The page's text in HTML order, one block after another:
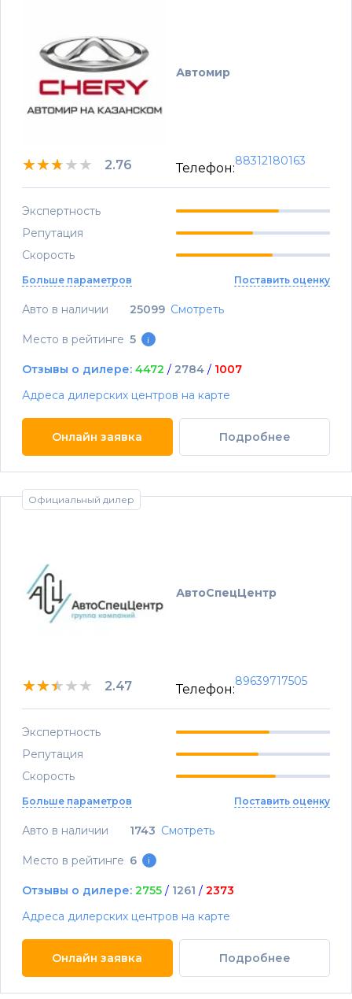
Автомир
★★★★★
★★★★★
★★★★★ 2.76 Телефон:
88312180163
Экспертность
Репутация
Скорость
Больше параметров Поставить оценку
Авто в наличии 25099 Смотреть
Место в рейтинге 5 i
Отзывы о дилере: 4472 / 2784 / 1007
Адреса дилерских центров на карте
Онлайн заявка Подробнее
Официальный дилер
АвтоСпецЦентр
★★★★★
★★★★★
★★★★★ 2.47 Телефон:
89639717505
Экспертность
Репутация
Скорость
Больше параметров Поставить оценку
Авто в наличии 1743 Смотреть
Место в рейтинге 6 i
Отзывы о дилере: 2755 / 1261 / 2373
Адреса дилерских центров на карте
Онлайн заявка Подробнее